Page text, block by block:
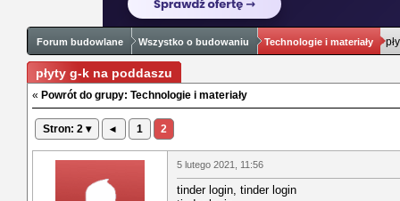
Forum budowlane Wszystko o budowaniu Technologie i materiały
płyty g-k na poddaszu
« Powrót do grupy: Technologie i materiały
Stron: 2 ▾ ◂ 1 2
5 lutego 2021, 11:56
tinder login, tinder login